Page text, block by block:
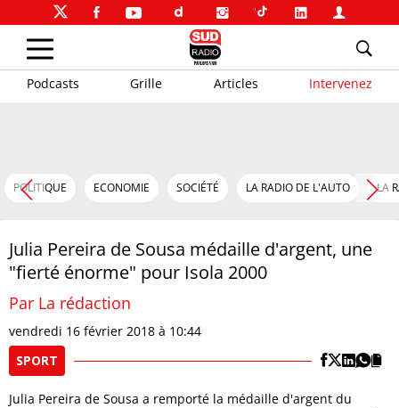
Podcasts Grille Articles Intervenez
POLITIQUE ECONOMIE SOCIÉTÉ LA RADIO DE L'AUTO LA
Julia Pereira de Sousa médaille d'argent, une
"fierté énorme" pour Isola 2000
Par La rédaction
vendredi 16 février 2018 à 10:44
SPORT
Julia Pereira de Sousa a remporté la médaille d'argent du